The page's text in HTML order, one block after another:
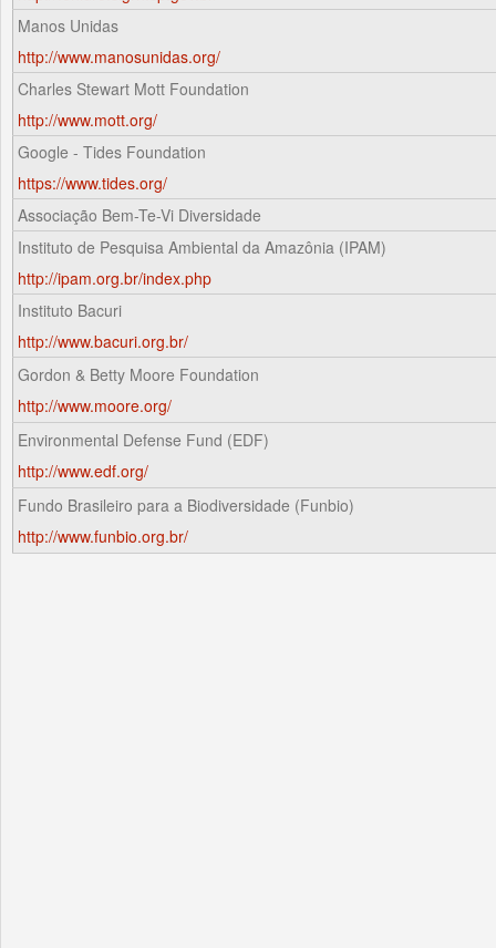
Manos Unidas
http://www.manosunidas.org/
Charles Stewart Mott Foundation
http://www.mott.org/
Google - Tides Foundation
https://www.tides.org/
Associação Bem-Te-Vi Diversidade
Instituto de Pesquisa Ambiental da Amazônia (IPAM)
http://ipam.org.br/index.php
Instituto Bacuri
http://www.bacuri.org.br/
Gordon & Betty Moore Foundation
http://www.moore.org/
Environmental Defense Fund (EDF)
http://www.edf.org/
Fundo Brasileiro para a Biodiversidade (Funbio)
http://www.funbio.org.br/